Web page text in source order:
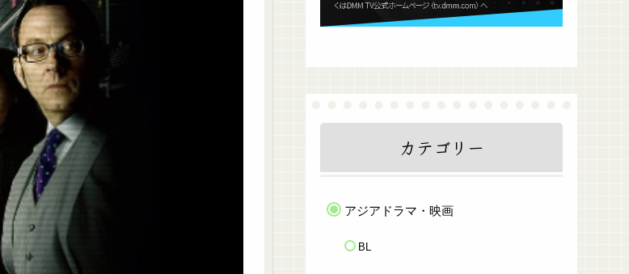
カテゴリー
アジアドラマ・映画
BL